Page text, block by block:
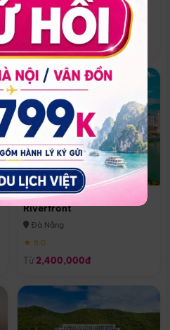
Quoc
Phú Quốc
★ 5.0
Melia Vinpearl Danang
Riverfront
Đà Nẵng
★ 5.0
Từ 2,400,000đ